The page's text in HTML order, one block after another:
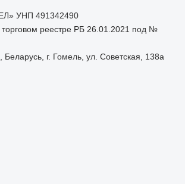
УНП 491342490
торговом реестре РБ 26.01.2021 под №
г. Гомель, ул. Советская, 138а